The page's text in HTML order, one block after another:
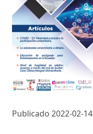
Publicado 2022-02-14